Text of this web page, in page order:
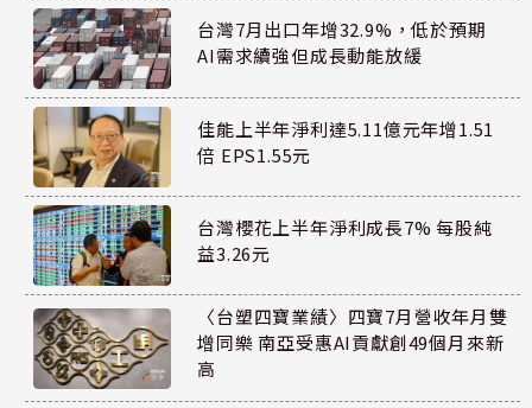
台灣7月出口年增32.9%，低於預期
AI需求續強但成長動能放緩
佳能上半年淨利達5.11億元年增1.51
倍 EPS1.55元
台灣櫻花上半年淨利成長7% 每股純
益3.26元
〈台塑四寶業績〉四寶7月營收年月雙
增同樂 南亞受惠AI貢獻創49個月來新
高